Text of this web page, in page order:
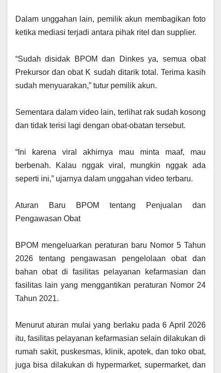
‎Dalam unggahan lain, pemilik akun membagikan foto
ketika mediasi terjadi antara pihak ritel dan supplier.
‎“Sudah disidak BPOM dan Dinkes ya, semua obat
Prekursor dan obat K sudah ditarik total. Terima kasih
sudah menyuarakan,” tutur pemilik akun.
‎Sementara dalam video lain, terlihat rak sudah kosong
dan tidak terisi lagi dengan obat-obatan tersebut.
‎“Ini karena viral akhirnya mau minta maaf, mau
berbenah. Kalau nggak viral, mungkin nggak ada
seperti ini,” ujarnya dalam unggahan video terbaru.
‎Aturan Baru BPOM tentang Penjualan dan
Pengawasan Obat
‎BPOM mengeluarkan peraturan baru Nomor 5 Tahun
2026 tentang pengawasan pengelolaan obat dan
bahan obat di fasilitas pelayanan kefarmasian dan
fasilitas lain yang menggantikan peraturan Nomor 24
Tahun 2021.
‎Menurut aturan mulai yang berlaku pada 6 April 2026
itu, fasilitas pelayanan kefarmasian selain dilakukan di
rumah sakit, puskesmas, klinik, apotek, dan toko obat,
juga bisa dilakukan di hypermarket, supermarket, dan